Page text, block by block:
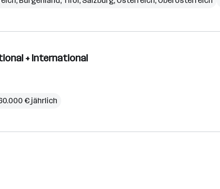
+ International
€ jährlich